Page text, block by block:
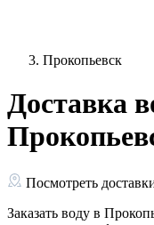
Прокопьевск
Доставка
Посмотреть
Заказать воду в